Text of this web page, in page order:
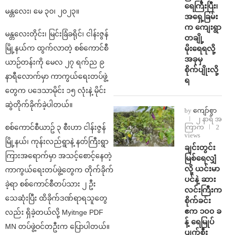
မန္တလေး၊ မေ ၃၀၊ ၂၀၂၃။
မန္တလေးတိုင်း၊ မြင်းခြံခရိုင်၊ ငါန်းဇွန်
မြို့နယ်က ထွက်လာတဲ့ စစ်ကောင်စီ
ယာဉ်တန်းကို မေလ ၂၇ ရက်ည ၉
နာရီလောက်မှာ ကာကွယ်ရေးတပ်ဖွဲ့
တွေက ပဒေသာမိုင်း ၁၅ လုံးနဲ့ မိုင်း
ဆွဲတိုက်ခိုက်ခဲ့ပါတယ်။
စစ်ကောင်စီယာဥ် ၃ စီးဟာ ငါန်းဇွန်
မြို့နယ်၊ ကုန်းလည်ရွာနဲ့ နတ်ကြီးရွာ
ကြားအရောက်မှာ အသင့်စောင့်နေတဲ့
ကာကွယ်ရေးတပ်ဖွဲ့တွေက တိုက်ခိုက်
ခဲ့ရာ စစ်ကောင်စီတပ်သား ၂ ဦး
သေဆုံးပြီး ထိခိုက်ဒဏ်ရာရသူတွေ
လည်း ရှိခဲ့တယ်လို့ Myitnge PDF
MN တပ်ဖွဲ့ဝင်တဦးက ပြောပါတယ်။
ရေကြီးပြီး၊
အရှေ့ခြမ်း
က ကျေးရွာ
တချို့
မိုးရေရလို့
အခုမှ
စိုက်ပျိုးလို့
ရ
by ကျော်စွာ
၂ နာရီ အ
ကြာက
2
views
ချင်းတွင်း
မြစ်ရေလျှံ
လို့ ယင်းမာ
ပင်နဲ့ ဆား
လင်းကြီးက
စိုက်ခင်း
ဧက ၁၀၀ ခ
န့် ရေမြုပ်
ပျက်စီး